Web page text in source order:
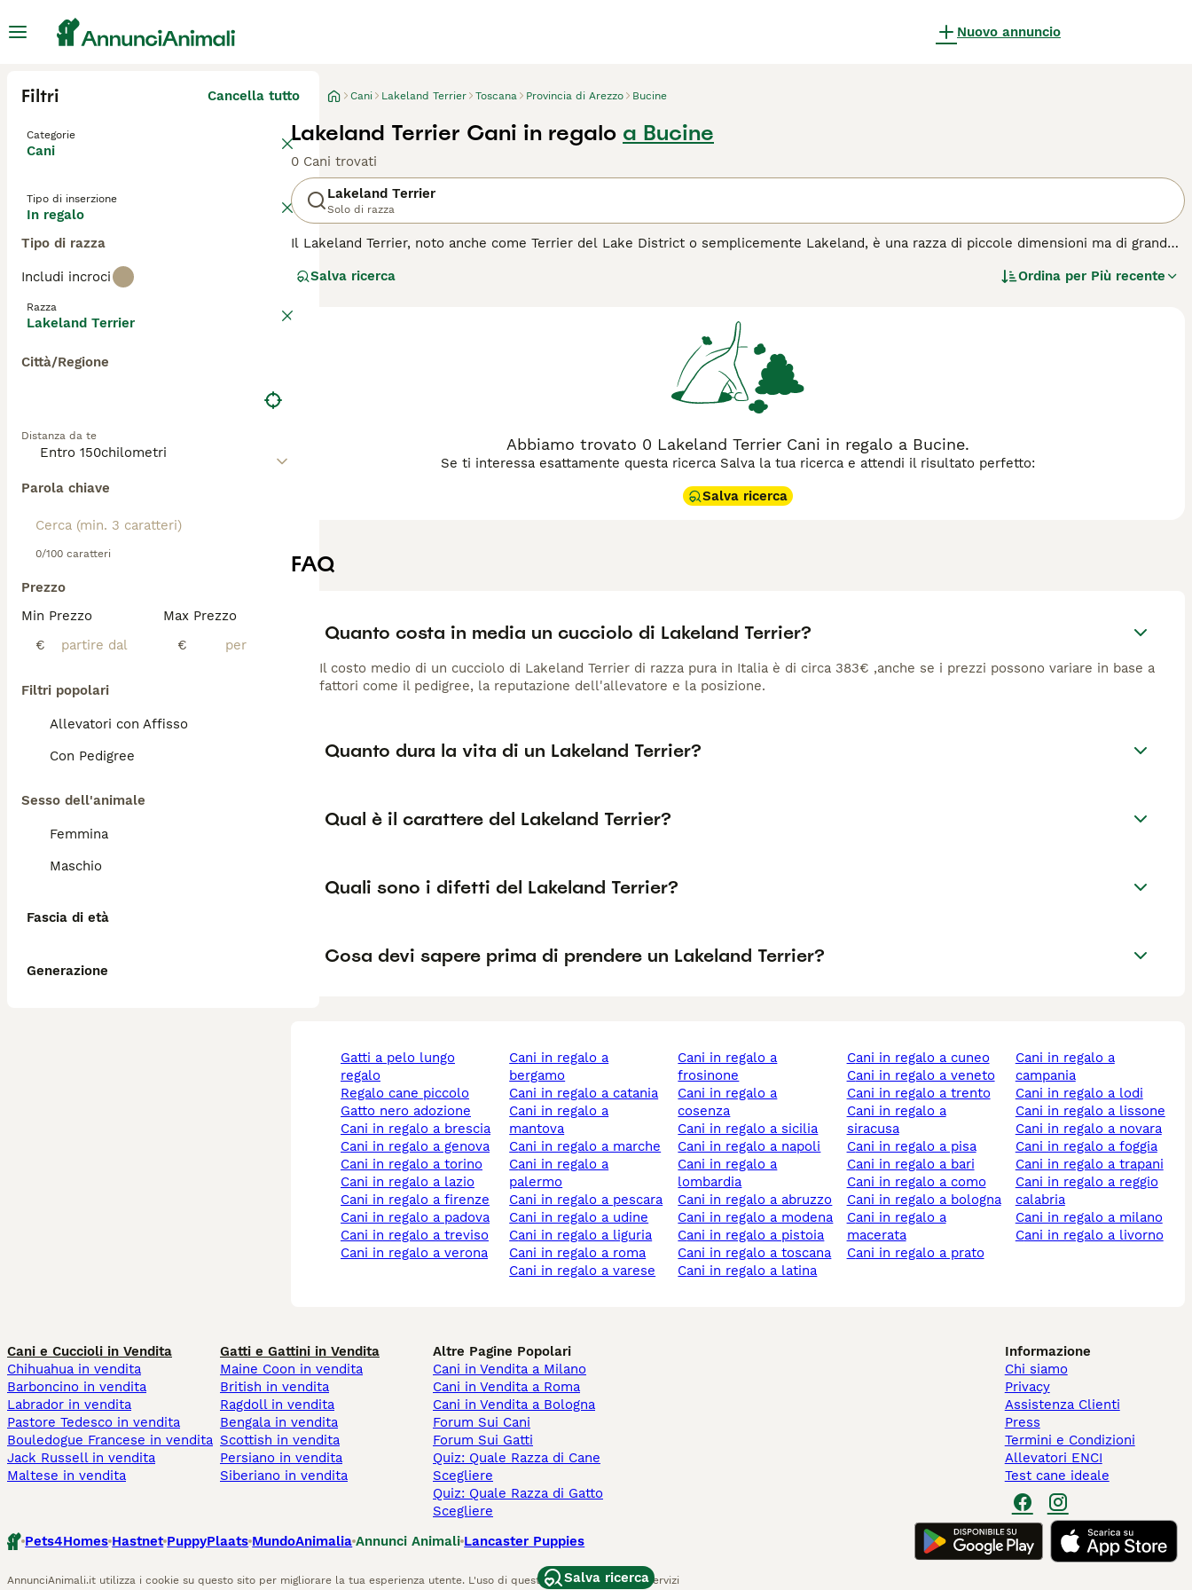
Nuovo annuncio
Filtri Cancella tutto
Categorie
Cani
Tipo di inserzione
In regalo
Tipo di razza
Includi incroci
Razza
Lakeland Terrier
Città/Regione
Distanza da te
Parola chiave
0/100 caratteri
Prezzo
Min Prezzo
€
Max Prezzo
€
Filtri popolari
Allevatori con Affisso
Con Pedigree
Sesso dell'animale
Femmina
Maschio
Fascia di età
Generazione
Cani Lakeland Terrier Toscana Provincia di Arezzo Bucine
Lakeland Terrier Cani in regalo a Bucine
0 Cani trovati
Lakeland Terrier
Solo di razza
Il Lakeland Terrier, noto anche come Terrier del Lake District o semplicemente Lakeland, è una razza di piccole dimensioni ma di grande
di colori, e per il suo aspetto fiero e vivace. Il Lakeland Terrier è noto per la sua indole tenace e energica, eredità della sua storia come
la famiglia. Si adatta bene alla vita in appartamento, purché riceva sufficiente esercizio fisico e stimolazione mentale. È un compagno
Per scoprire se il Lakeland Terrier è il cane giusto per te, leggi la guida all'acquisto per questa razza.
Salva ricerca Ordina per Più recente
Abbiamo trovato 0 Lakeland Terrier Cani in regalo a Bucine.
Se ti interessa esattamente questa ricerca Salva la tua ricerca e attendi il risultato perfetto:
Salva ricerca
FAQ
Quanto costa in media un cucciolo di Lakeland Terrier?
Il costo medio di un cucciolo di Lakeland Terrier di razza pura in Italia è di circa 383€ ,anche se i prezzi possono variare in base a
fattori come il pedigree, la reputazione dell'allevatore e la posizione.
Quanto dura la vita di un Lakeland Terrier?
Qual è il carattere del Lakeland Terrier?
Quali sono i difetti del Lakeland Terrier?
Cosa devi sapere prima di prendere un Lakeland Terrier?
gatti a pelo lungo
regalo
regalo cane piccolo
gatto nero adozione
cani in regalo a brescia
cani in regalo a genova
cani in regalo a torino
cani in regalo a lazio
cani in regalo a firenze
cani in regalo a padova
cani in regalo a treviso
cani in regalo a verona
cani in regalo a
bergamo
cani in regalo a catania
cani in regalo a
mantova
cani in regalo a marche
cani in regalo a
palermo
cani in regalo a pescara
cani in regalo a udine
cani in regalo a liguria
cani in regalo a roma
cani in regalo a varese
cani in regalo a
frosinone
cani in regalo a
cosenza
cani in regalo a sicilia
cani in regalo a napoli
cani in regalo a
lombardia
cani in regalo a abruzzo
cani in regalo a modena
cani in regalo a pistoia
cani in regalo a toscana
cani in regalo a latina
cani in regalo a cuneo
cani in regalo a veneto
cani in regalo a trento
cani in regalo a
siracusa
cani in regalo a pisa
cani in regalo a bari
cani in regalo a como
cani in regalo a bologna
cani in regalo a
macerata
cani in regalo a prato
cani in regalo a
campania
cani in regalo a lodi
cani in regalo a lissone
cani in regalo a novara
cani in regalo a foggia
cani in regalo a trapani
cani in regalo a reggio
calabria
cani in regalo a milano
cani in regalo a livorno
Salva ricerca
Cani e Cuccioli in Vendita
Chihuahua in vendita
Barboncino in vendita
Labrador in vendita
Pastore Tedesco in vendita
Bouledogue Francese in vendita
Jack Russell in vendita
Maltese in vendita
Gatti e Gattini in Vendita
Maine Coon in vendita
British in vendita
Ragdoll in vendita
Bengala in vendita
Scottish in vendita
Persiano in vendita
Siberiano in vendita
Altre Pagine Popolari
Cani in Vendita a Milano
Cani in Vendita a Roma
Cani in Vendita a Bologna
Forum Sui Cani
Forum Sui Gatti
Quiz: Quale Razza di Cane
Scegliere
Quiz: Quale Razza di Gatto
Scegliere
Informazione
Chi siamo
Privacy
Assistenza Clienti
Press
Termini e Condizioni
Allevatori ENCI
Test cane ideale
Pets4Homes Hastnet PuppyPlaats MundoAnimalia Annunci Animali Lancaster Puppies
AnnunciAnimali.it utilizza i cookie su questo sito per migliorare la tua esperienza utente. L'uso di questo sito Web e di altri servizi